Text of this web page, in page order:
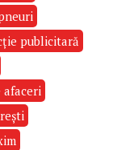
publicitară
afaceri